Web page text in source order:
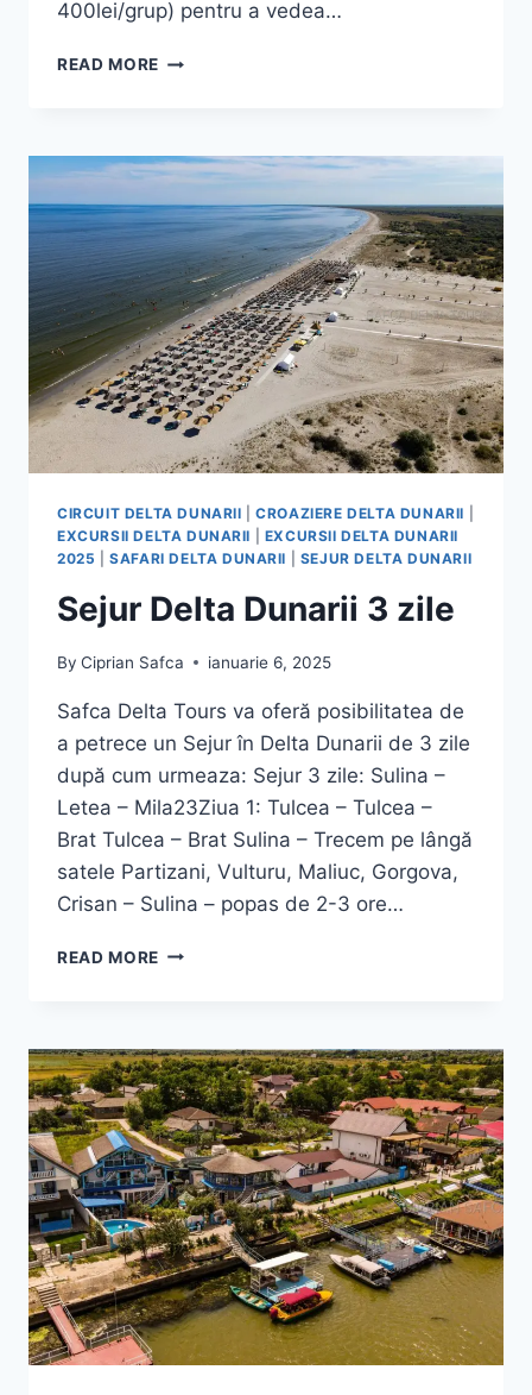
400lei/grup) pentru a vedea…
READ MORE SEJUR
ZILE
CIRCUIT DELTA DUNARII |CROAZIERE DELTA DUNARII
EXCURSII DELTA DUNARII
EXCURSII DELTA DUNARII
2025 |SAFARI DELTA DUNARII SEJUR DELTA DUNARII
Sejur Delta Dunarii 3 zile
By Ciprian Safca ianuarie 6, 2025
Safca Delta Tours va oferă posibilitatea de
a petrece un Sejur în Delta Dunarii de 3 zile
după cum urmeaza: Sejur 3 zile: Sulina –
Letea – Mila23Ziua 1: Tulcea – Tulcea –
Brat Tulcea – Brat Sulina – Trecem pe lângă
satele Partizani, Vulturu, Maliuc, Gorgova,
Crisan – Sulina – popas de 2-3 ore…
READ MORE SEJUR
ZILE